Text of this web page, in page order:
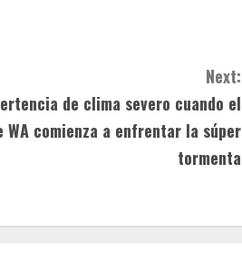
Next:
de clima severo cuando el
WA comienza a enfrentar la súper
tormenta